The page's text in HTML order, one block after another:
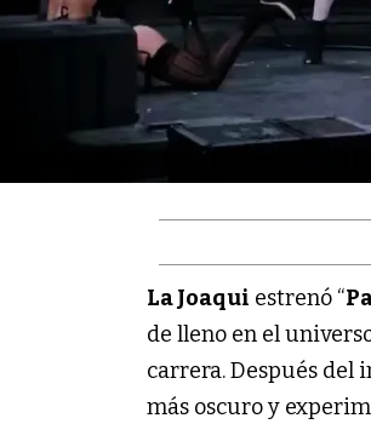
La Joaqui estrenó “
de lleno en el
carrera. Después del
más oscuro y